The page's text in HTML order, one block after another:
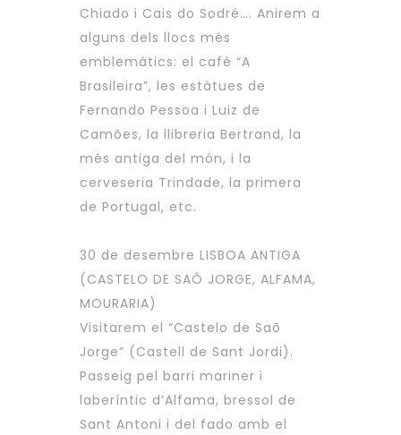
Chiado i Cais do Sodré…. Anirem a
alguns dels llocs més
emblemàtics: el cafè “A
Brasileira”, les estàtues de
Fernando Pessoa i Luiz de
Camões, la llibreria Bertrand, la
més antiga del món, i la
cerveseria Trindade, la primera
de Portugal, etc.
30 de desembre LISBOA ANTIGA
(CASTELO DE SAÔ JORGE, ALFAMA,
MOURARIA)
Visitarem el “Castelo de Saõ
Jorge” (Castell de Sant Jordi).
Passeig pel barri mariner i
laberíntic d’Alfama, bressol de
Sant Antoni i del fado amb el